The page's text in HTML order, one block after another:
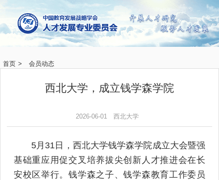
首页 > 会员动态
西北大学，成立钱学森学院
2026-06-01 西北大学
5月31日，西北大学钱学森学院成立大会暨强
基础重应用促交叉培养拔尖创新人才推进会在长
安校区举行。钱学森之子、钱学森教育工作委员